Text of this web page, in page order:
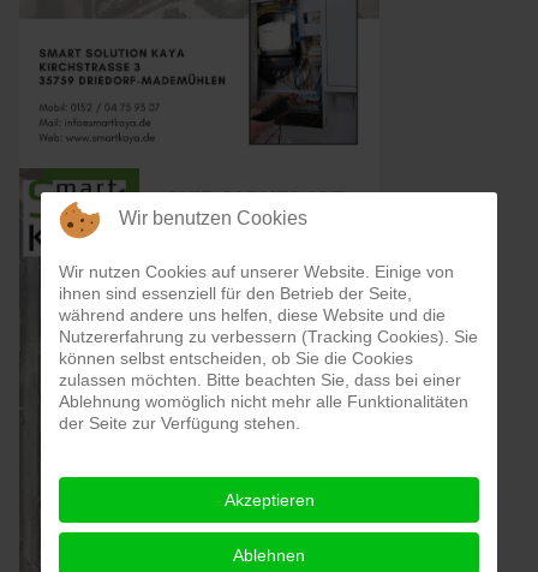
Wir benutzen Cookies
Wir nutzen Cookies auf unserer Website. Einige von
ihnen sind essenziell für den Betrieb der Seite,
während andere uns helfen, diese Website und die
Nutzererfahrung zu verbessern (Tracking Cookies). Sie
können selbst entscheiden, ob Sie die Cookies
zulassen möchten. Bitte beachten Sie, dass bei einer
Ablehnung womöglich nicht mehr alle Funktionalitäten
der Seite zur Verfügung stehen.
Akzeptieren
Ablehnen